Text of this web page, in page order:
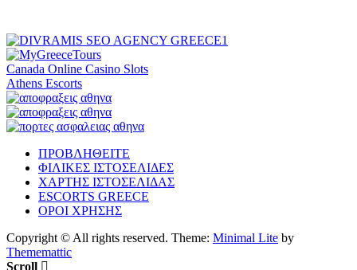
Canada Online Casino Slots
Athens Escorts
ΠΡΟΒΛΗΘΕΙΤΕ
ΦΙΛΙΚΕΣ ΙΣΤΟΣΕΛΙΔΕΣ
ΧΑΡΤΗΣ ΙΣΤΟΣΕΛΙΔΑΣ
ESCORTS GREECE
ΟΡΟΙ ΧΡΗΣΗΣ
Copyright © All rights reserved. Theme: Minimal Lite by
Thememattic
Scroll